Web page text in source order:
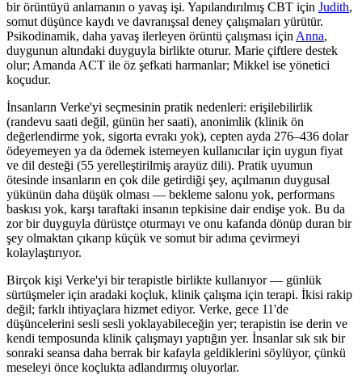
bir örüntüyü anlamanın o yavaş işi. Yapılandırılmış CBT için Judith,
somut düşünce kaydı ve davranışsal deney çalışmaları yürütür.
Psikodinamik, daha yavaş ilerleyen örüntü çalışması için Anna,
duygunun altındaki duyguyla birlikte oturur. Marie çiftlere destek
olur; Amanda ACT ile öz şefkati harmanlar; Mikkel ise yönetici
koçudur.
İnsanların Verke'yi seçmesinin pratik nedenleri: erişilebilirlik
(randevu saati değil, günün her saati), anonimlik (klinik ön
değerlendirme yok, sigorta evrakı yok), cepten ayda 276–436 dolar
ödeyemeyen ya da ödemek istemeyen kullanıcılar için uygun fiyat
ve dil desteği (55 yerelleştirilmiş arayüz dili). Pratik uyumun
ötesinde insanların en çok dile getirdiği şey, açılmanın duygusal
yükünün daha düşük olması — bekleme salonu yok, performans
baskısı yok, karşı taraftaki insanın tepkisine dair endişe yok. Bu da
zor bir duyguyla dürüstçe oturmayı ve onu kafanda dönüp duran bir
şey olmaktan çıkarıp küçük ve somut bir adıma çevirmeyi
kolaylaştırıyor.
Birçok kişi Verke'yi bir terapistle birlikte kullanıyor — günlük
sürtüşmeler için aradaki koçluk, klinik çalışma için terapi. İkisi rakip
değil; farklı ihtiyaçlara hizmet ediyor. Verke, gece 11'de
düşüncelerini sesli sesli yoklayabileceğin yer; terapistin ise derin ve
kendi temposunda klinik çalışmayı yaptığın yer. İnsanlar sık sık bir
sonraki seansa daha berrak bir kafayla geldiklerini söylüyor, çünkü
meseleyi önce koçlukta adlandırmış oluyorlar.